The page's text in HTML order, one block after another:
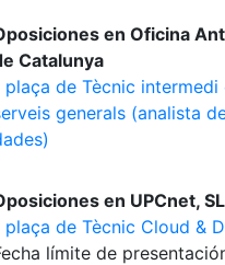
en Oficina
Catalunya
plaça de Tècnic intermedi
generals (analista
en UPCnet, SL
plaça de Tècnic Cloud &
límite de